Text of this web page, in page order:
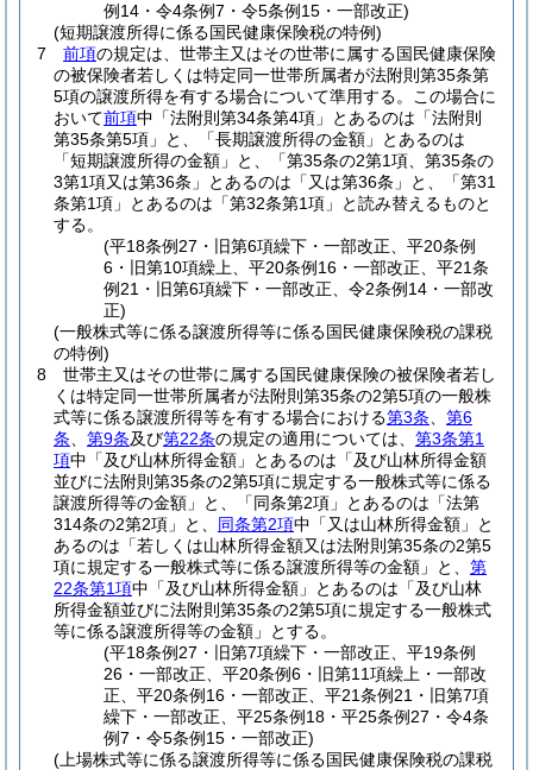
例14・令4条例7・令5条例15・一部改正)
(短期譲渡所得に係る国民健康保険税の特例)
7
前項の規定は、世帯主又はその世帯に属する国民健康保険
の被保険者若しくは特定同一世帯所属者が法附則第35条第
5項の譲渡所得を有する場合について準用する。
この場合に
おいて前項中「法附則第34条第4項」とあるのは「法附則
第35条第5項」と、「長期譲渡所得の金額」とあるのは
「短期譲渡所得の金額」と、「第35条の2第1項、第35条の
3第1項又は第36条」とあるのは「又は第36条」と、「第31
条第1項」とあるのは「第32条第1項」と読み替えるものと
する。
(平18条例27・旧第6項繰下・一部改正、平20条例
6・旧第10項繰上、平20条例16・一部改正、平21条
例21・旧第6項繰下・一部改正、令2条例14・一部改
正)
(一般株式等に係る譲渡所得等に係る国民健康保険税の課税
の特例)
8
世帯主又はその世帯に属する国民健康保険の被保険者若し
くは特定同一世帯所属者が法附則第35条の2第5項の一般株
式等に係る譲渡所得等を有する場合における第3条
第6
条
第9条及び第22条の規定の適用については、 第3条第1
項中「及び山林所得金額」とあるのは「及び山林所得金額
並びに法附則第35条の2第5項に規定する一般株式等に係る
譲渡所得等の金額」と、「同条第2項」とあるのは「法第
314条の2第2項」と、 同条第2項中「又は山林所得金額」と
あるのは「若しくは山林所得金額又は法附則第35条の2第5
項に規定する一般株式等に係る譲渡所得等の金額」と、 第
22条第1項中「及び山林所得金額」とあるのは「及び山林
所得金額並びに法附則第35条の2第5項に規定する一般株式
等に係る譲渡所得等の金額」とする。
(平18条例27・旧第7項繰下・一部改正、平19条例
26・一部改正、平20条例6・旧第11項繰上・一部改
正、平20条例16・一部改正、平21条例21・旧第7項
繰下・一部改正、平25条例18・平25条例27・令4条
例7・令5条例15・一部改正)
(上場株式等に係る譲渡所得等に係る国民健康保険税の課税